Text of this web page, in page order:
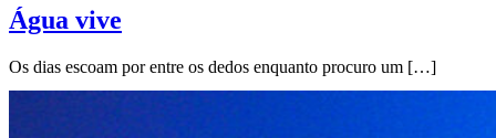
Água vive
Os dias escoam por entre os dedos enquanto procuro um […]